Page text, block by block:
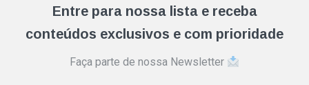
Entre para nossa lista e receba
conteúdos exclusivos e com prioridade
Faça parte de nossa Newsletter